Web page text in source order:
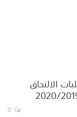
الالتحاق